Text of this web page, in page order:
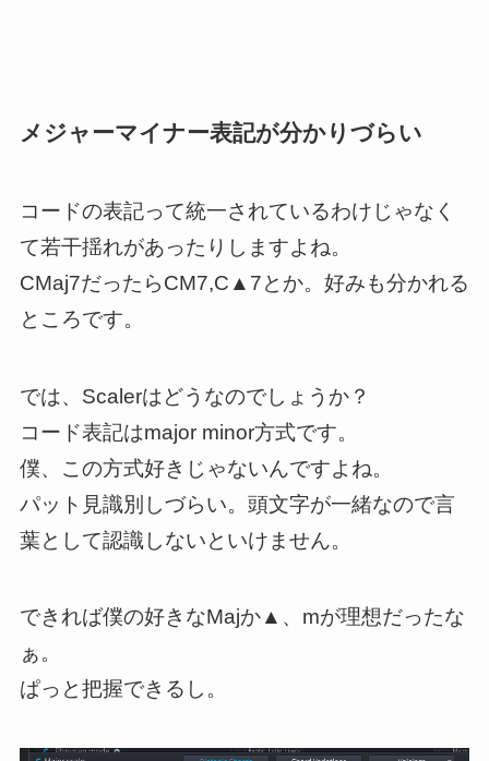
メジャーマイナー表記が分かりづらい
コードの表記って統一されているわけじゃなく
て若干揺れがあったりしますよね。
CMaj7だったらCM7,C▲7とか。好みも分かれる
ところです。
では、Scalerはどうなのでしょうか？
コード表記はmajor minor方式です。
僕、この方式好きじゃないんですよね。
パット見識別しづらい。頭文字が一緒なので言
葉として認識しないといけません。
できれば僕の好きなMajか▲、mが理想だったな
ぁ。
ぱっと把握できるし。